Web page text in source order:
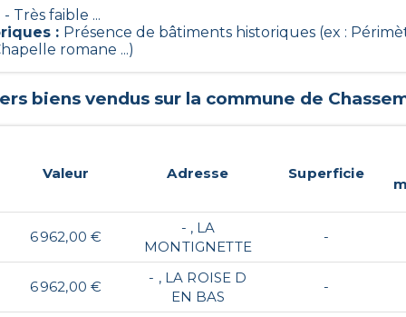
- Très faible ...
: Présence de bâtiments historiques (ex :
romane ...)
biens vendus sur la commune de
Valeur Adresse Superficie
6 962,00 €
- , LA
MONTIGNETTE
-
6 962,00 €
- , LA ROISE D
EN BAS
-